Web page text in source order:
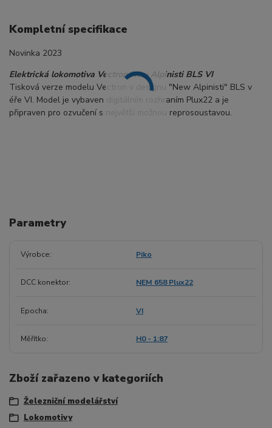
Kompletní specifikace
Novinka 2023
Elektrická lokomotiva Vectron New Alpinisti BLS VI
Tisková verze modelu Vectron v designu "New Alpinisti" BLS v
éře VI. Model je vybaven digitálním rozhraním Plux22 a je
připraven pro ozvučení s největší možnou reprosoustavou.
Parametry
Výrobce Piko
DCC konektor NEM 658 Plux22
Epocha VI
Měřítko H0 - 1:87
Zboží zařazeno v kategoriích
Železniční modelářství
Lokomotivy